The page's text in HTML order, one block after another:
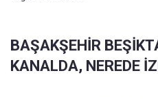
BAŞAKŞEHİR
KANALDA, NEREDE